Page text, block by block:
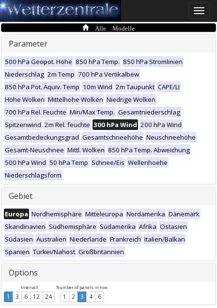
Toggle
Alle Modelle
Parameter
500 hPa Geopot. Höhe 850 hPa Temp. 850 hPa Stromlinien
Niederschlag 2m Temp 700 hPa Vertikalbew
850 hPa Pot. Äquiv. Temp 10m Wind 2m Taupunkt CAPE/LI
Hohe Wolken Mittelhohe Wolken Niedrige Wolken
700 hPa Rel. Feuchte Min/Max Temp. Gesamtniederschlag
Spitzenwind 2m Rel. feuchte 300 hPa Wind 200 hPa Wind
Gesamtbedeckungsgrad Gesamtschneehöhe Neuschneehöhe
Gesamt-Neuschnee Mittl. Wolken 850 hPa Temp. Abweichung
500 hPa Wind 50 hPa Temp Schnee/Eis Wellenhoehe
Niederschlagsform
Gebiet
Europa Nordhemisphäre Mitteleuropa Nordamerika Dänemark
Skandinavien Südhemisphäre Südamerika Afrika Ostasien
Südasien Australien Niederlande Frankreich Italien/Balkan
Spanien Türkei/Nahost Großbritannien
Options
Intervall
1 3 6 12 24
Number of panels in row
1 2 3 4 6